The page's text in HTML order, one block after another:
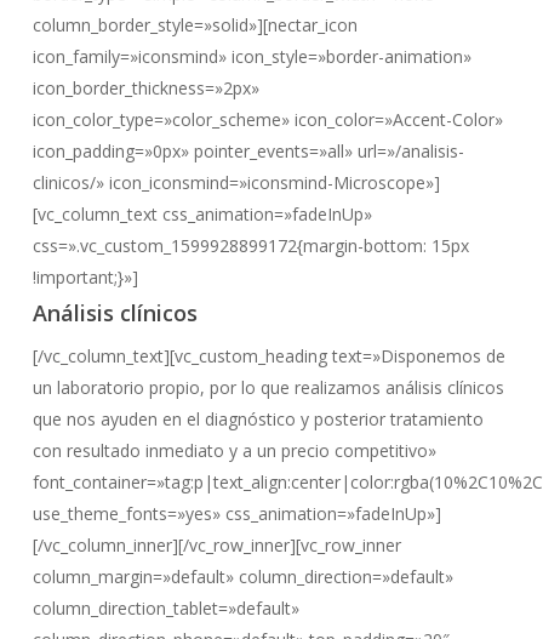
column_border_style=»solid»][nectar_icon
icon_family=»iconsmind» icon_style=»border-animation»
icon_border_thickness=»2px»
icon_color_type=»color_scheme» icon_color=»Accent-Color»
icon_padding=»0px» pointer_events=»all» url=»/analisis-
clinicos/» icon_iconsmind=»iconsmind-Microscope»]
[vc_column_text css_animation=»fadeInUp»
css=».vc_custom_1599928899172{margin-bottom: 15px
!important;}»]
Análisis clínicos
[/vc_column_text][vc_custom_heading text=»Disponemos de
un laboratorio propio, por lo que realizamos análisis clínicos
que nos ayuden en el diagnóstico y posterior tratamiento
con resultado inmediato y a un precio competitivo»
use_theme_fonts=»yes» css_animation=»fadeInUp»]
[/vc_column_inner][/vc_row_inner][vc_row_inner
column_margin=»default» column_direction=»default»
column_direction_tablet=»default»